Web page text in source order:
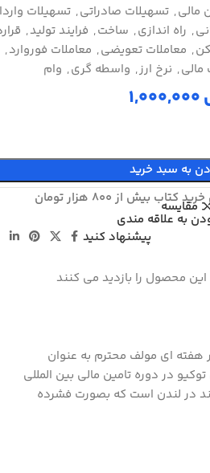
مالی, تسهیلات صادراتی, تسهیلات
, راه اندازی, ساخت, فرایند تولید,
, معاملات تعویضی, معاملات فوروارد,
, نرخ ارز, واسطه گری, وام
به سبد خرید
بیش از 800 هزار تومان
مقایسه
به علاقه مندی
پیشنهاد کنید
محصول را بازدید می کنند
هفته ای مولف محترم به عنوان
در دوره تامین مالی بین المللی
در لندن است که بصورت فشرده